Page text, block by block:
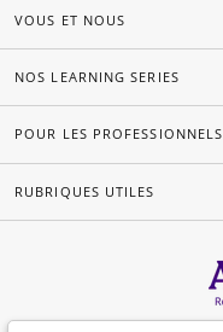
VOUS ET NOUS
NOS LEARNING SERIES
POUR LES PROFESSIONNELS
RUBRIQUES UTILES